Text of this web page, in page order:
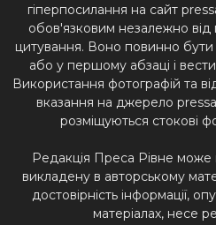
гіперпосилання на сайт
обов'язковим незалежно від
цитування. Воно повинно бути
або у першому абзаці і
Використання фотографій та
вказання на джерело
розміщуються стокові
Редакція Преса Рівне може
викладену в авторському
достовірність інформації,
матеріалах, несе